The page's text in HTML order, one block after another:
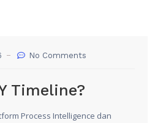
No Comments
Timeline?
Process Intelligence dan